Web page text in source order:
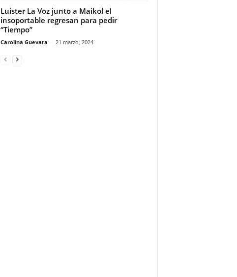
Luister La Voz junto a Maikol el
insoportable regresan para pedir
“Tiempo”
Carolina Guevara - 21 marzo, 2024